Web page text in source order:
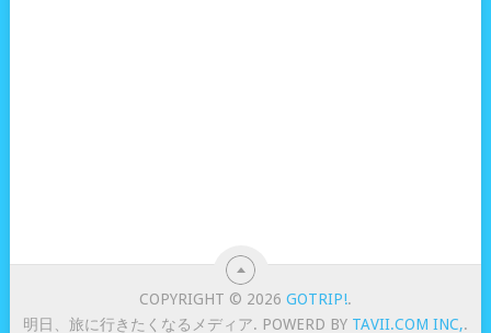
COPYRIGHT © 2026GOTRIP!.
明日、旅に行きたくなるメディア. POWERD BY TAVII.COM INC,.